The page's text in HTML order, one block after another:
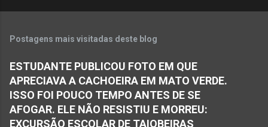
Postagens mais visitadas deste blog
ESTUDANTE PUBLICOU FOTO EM QUE
APRECIAVA A CACHOEIRA EM MATO VERDE.
ISSO FOI POUCO TEMPO ANTES DE SE
AFOGAR. ELE NÃO RESISTIU E MORREU:
EXCURSÃO ESCOLAR DE TAIOBEIRAS